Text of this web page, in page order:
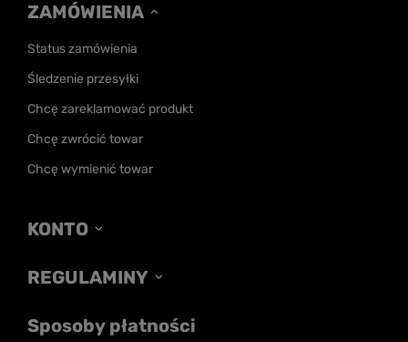
ZAMÓWIENIA
Status zamówienia
Śledzenie przesyłki
Chcę zareklamować produkt
Chcę zwrócić towar
Chcę wymienić towar
KONTO
REGULAMINY
Sposoby płatności